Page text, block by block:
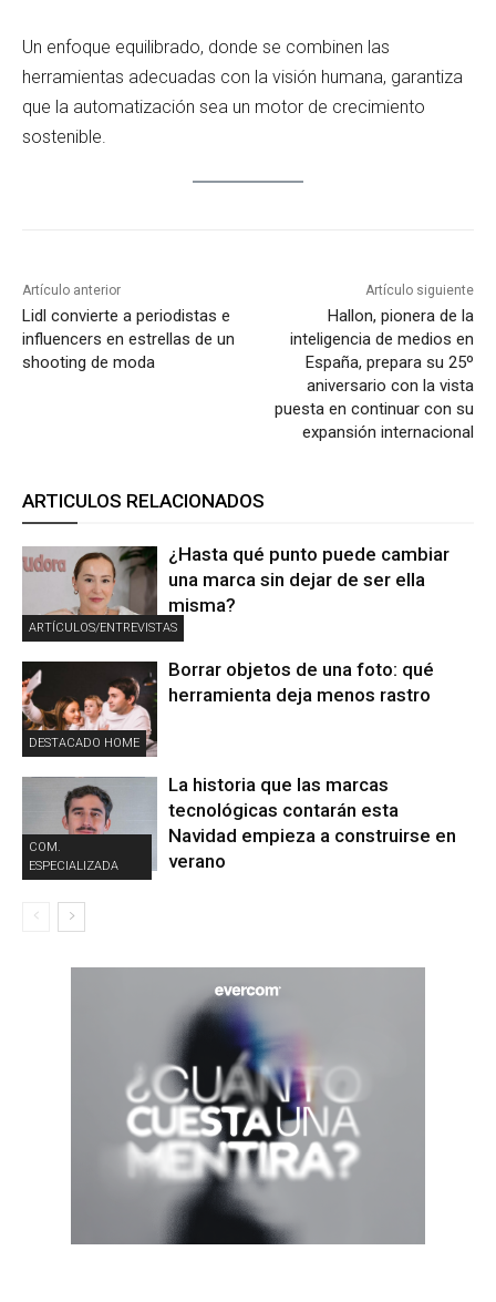
Un enfoque equilibrado, donde se combinen las
herramientas adecuadas con la visión humana, garantiza
que la automatización sea un motor de crecimiento
sostenible.
Artículo anterior
Lidl convierte a periodistas e
influencers en estrellas de un
shooting de moda
Artículo siguiente
Hallon, pionera de la
inteligencia de medios en
España, prepara su 25º
aniversario con la vista
puesta en continuar con su
expansión internacional
ARTICULOS RELACIONADOS
ARTÍCULOS/ENTREVISTAS
¿Hasta qué punto puede cambiar
una marca sin dejar de ser ella
misma?
DESTACADO HOME
Borrar objetos de una foto: qué
herramienta deja menos rastro
COM.
ESPECIALIZADA
La historia que las marcas
tecnológicas contarán esta
Navidad empieza a construirse en
verano